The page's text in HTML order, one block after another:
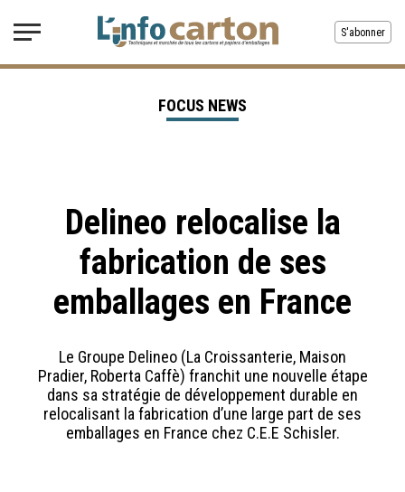
S'abonner
Delineo relocalise la
fabrication de ses
emballages en France
Le Groupe Delineo (La Croissanterie, Maison
Pradier, Roberta Caffè) franchit une nouvelle étape
dans sa stratégie de développement durable en
relocalisant la fabrication d’une large part de ses
emballages en France chez C.E.E Schisler.
FOCUS NEWS